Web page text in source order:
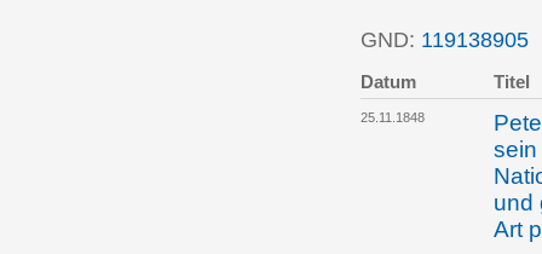
GND: 119138905
Datum Titel
25.11.1848
sein
und
Art